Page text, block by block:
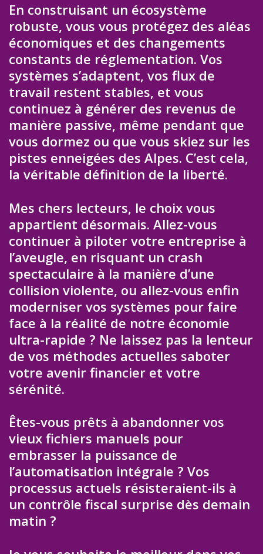
En construisant un écosystème
robuste, vous vous protégez des aléas
économiques et des changements
constants de réglementation. Vos
systèmes s’adaptent, vos flux de
travail restent stables, et vous
continuez à générer des revenus de
manière passive, même pendant que
vous dormez ou que vous skiez sur les
pistes enneigées des Alpes. C’est cela,
la véritable définition de la liberté.
Mes chers lecteurs, le choix vous
appartient désormais. Allez-vous
continuer à piloter votre entreprise à
l’aveugle, en risquant un crash
spectaculaire à la manière d’une
collision violente, ou allez-vous enfin
moderniser vos systèmes pour faire
face à la réalité de notre économie
ultra-rapide ? Ne laissez pas la lenteur
de vos méthodes actuelles saboter
votre avenir financier et votre
sérénité.
Êtes-vous prêts à abandonner vos
vieux fichiers manuels pour
embrasser la puissance de
l’automatisation intégrale ? Vos
processus actuels résisteraient-ils à
un contrôle fiscal surprise dès demain
matin ?